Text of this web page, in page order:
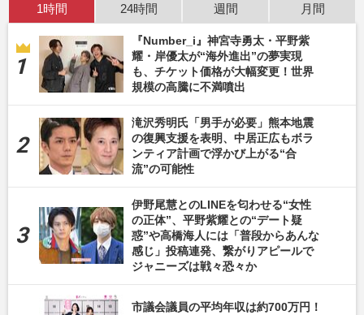
1時間 24時間 週間 月間
『Number_i』神宮寺勇太・平野紫
耀・岸優太が“海外進出”の夢実現
も、チケット価格が大幅変更！世界
規模の高騰に不満噴出
滝沢秀明氏「男手が必要」熊本地震
の復興支援を表明、中居正広もボラ
ンティア計画で浮かび上がる“合
流”の可能性
伊野尾慧とのLINEを匂わせる“女性
の正体”、平野紫耀との“デート疑
惑”や高橋海人には「普段からあんな
感じ」投稿連発、繋がりアピールで
ジャニーズは戦々恐々か
市議会議員の平均年収は約700万円！